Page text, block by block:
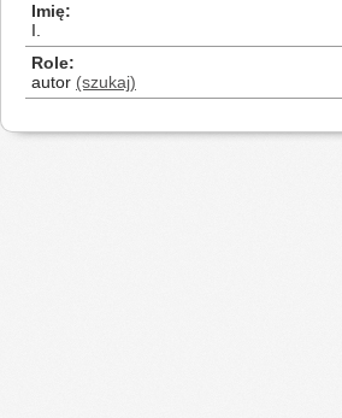
Imię
I.
Role
autor (szukaj)